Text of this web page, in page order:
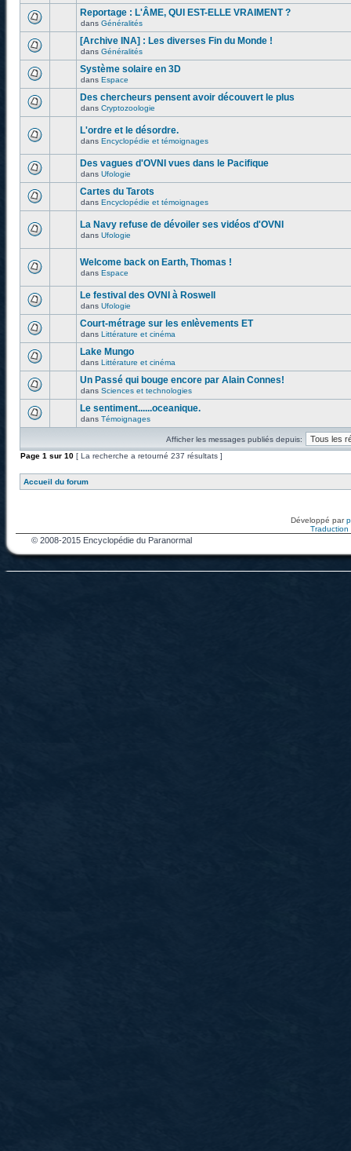
Reportage : L'ÂME, QUI EST-ELLE VRAIMENT ?
dans Généralités
[Archive INA] : Les diverses Fin du Monde !
dans Généralités
Système solaire en 3D
dans Espace
Des chercheurs pensent avoir découvert le plus
dans Cryptozoologie
L'ordre et le désordre.
dans Encyclopédie et témoignages
Des vagues d'OVNI vues dans le Pacifique
dans Ufologie
Cartes du Tarots
dans Encyclopédie et témoignages
La Navy refuse de dévoiler ses vidéos d'OVNI
dans Ufologie
Welcome back on Earth, Thomas !
dans Espace
Le festival des OVNI à Roswell
dans Ufologie
Court-métrage sur les enlèvements ET
dans Littérature et cinéma
Lake Mungo
dans Littérature et cinéma
Un Passé qui bouge encore par Alain Connes!
dans Sciences et technologies
Le sentiment......oceanique.
dans Témoignages
Afficher les messages publiés depuis:
Page 1 sur 10 [ La recherche a retourné 237 résultats ]
Accueil du forum
Développé par
Traduction
© 2008-2015 Encyclopédie du Paranormal